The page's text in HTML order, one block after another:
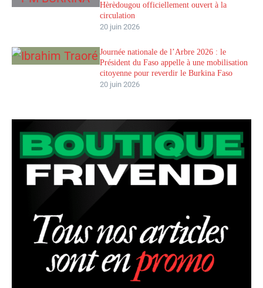
Hèrèdougou officiellement ouvert à la
circulation
20 juin 2026
Journée nationale de l’Arbre 2026 : le
Président du Faso appelle à une mobilisation
citoyenne pour reverdir le Burkina Faso
20 juin 2026